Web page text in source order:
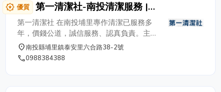
award_star 優質
第一清潔社-南投清潔服務 |
居家清潔 | 專業清潔 | 地板打
蠟
第一清潔社 在南投埔里專作清潔已服務多
年，價錢公道，誠信服務、認真負責。主要
專業 各式清潔、居家清潔、辦公室清潔、
商辦大樓清潔維護、社區大樓清潔服務、地
place南投縣埔里鎮泰安里六合路38-2號
phone0988384388